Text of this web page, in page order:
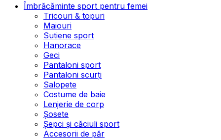
Îmbrăcăminte sport pentru femei
Tricouri & topuri
Maiouri
Sutiene sport
Hanorace
Geci
Pantaloni sport
Pantaloni scurți
Salopete
Costume de baie
Lenjerie de corp
Șosete
Șepci și căciuli sport
Accesorii de păr